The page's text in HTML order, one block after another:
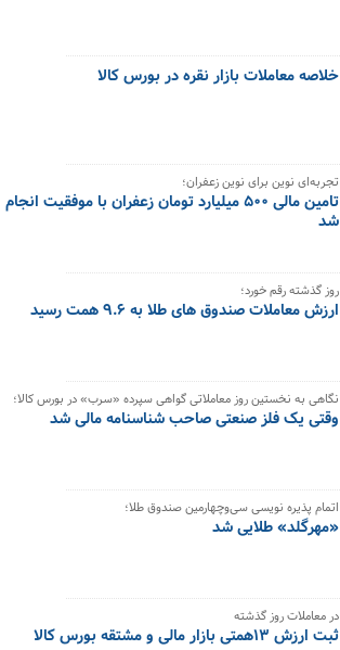
خلاصه معاملات بازار نقره در بورس کالا
تجربه‌ای نوین برای نوین زعفران؛
تامین مالی ۵۰۰ میلیارد تومان زعفران با موفقیت انجام
شد
روز گذشته رقم خورد؛
ارزش معاملات صندوق های طلا به ۹.۶ همت رسید
نگاهی به نخستین روز معاملاتی گواهی سپرده «سرب» در بورس کالا؛
وقتی یک فلز صنعتی صاحب شناسنامه مالی شد
اتمام پذیره‌ نویسی سی‌وچهارمین صندوق طلا؛
«مهرگلد» طلایی شد
در معاملات روز گذشته
ثبت ارزش ۱۳همتی بازار مالی و مشتقه بورس کالا